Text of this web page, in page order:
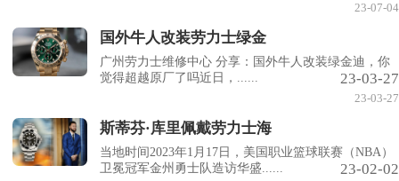
23-07-04
国外牛人改装劳力士绿金
广州劳力士维修中心 分享：国外牛人改装绿金迪，你
觉得超越原厂了吗近日，......
23-03-27
23-03-27
斯蒂芬·库里佩戴劳力士海
当地时间2023年1月17日，美国职业篮球联赛（NBA）
卫冕冠军金州勇士队造访华盛......
23-02-02